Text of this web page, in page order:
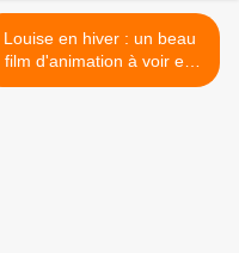
Louise en hiver : un beau
film d'animation à voir en
famille >